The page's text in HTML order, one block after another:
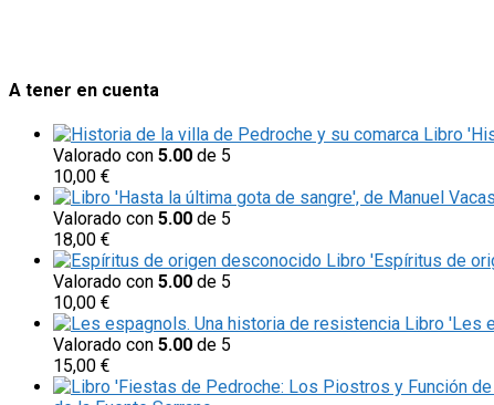
A tener en cuenta
Libro
Valorado con 5.00 de 5
10,00 €
Valorado con 5.00 de 5
18,00 €
Libro 'Espíritus de
Valorado con 5.00 de 5
10,00 €
Libro 'Les
Valorado con 5.00 de 5
15,00 €